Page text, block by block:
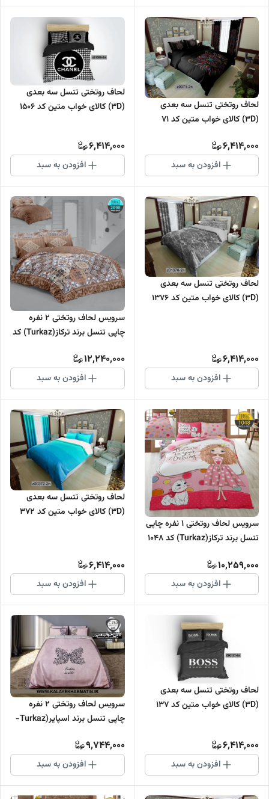
لحاف روتختی تنسل سه بعدی
(3D) کالای خواب متین کد 71
6,414,000
افزودن به سبد
لحاف روتختی تنسل سه بعدی
(3D) کالای خواب متین کد 1506
6,414,000
افزودن به سبد
لحاف روتختی تنسل سه بعدی
(3D) کالای خواب متین کد 1376
6,414,000
افزودن به سبد
سرویس لحاف روتختی 2 نفره
چاپی تنسل برند ترکاز(Turkaz) کد
12,240,000
افزودن به سبد
سرویس لحاف روتختی 1 نفره چاپی
تنسل برند ترکاز(Turkaz) کد 1048
10,259,000
افزودن به سبد
لحاف روتختی تنسل سه بعدی
(3D) کالای خواب متین کد 372
6,414,000
افزودن به سبد
لحاف روتختی تنسل سه بعدی
(3D) کالای خواب متین کد 137
6,414,000
افزودن به سبد
سرویس لحاف روتختی 2 نفره
چاپی تنسل برند اسپایر(Turkaz-
9,744,000
افزودن به سبد